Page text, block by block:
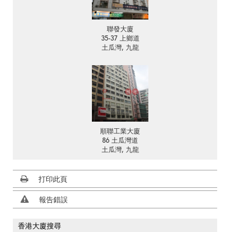
聯發大廈
35-37 上鄉道
土瓜灣, 九龍
順聯工業大廈
86 土瓜灣道
土瓜灣, 九龍
打印此頁
報告錯誤
香港大廈搜尋